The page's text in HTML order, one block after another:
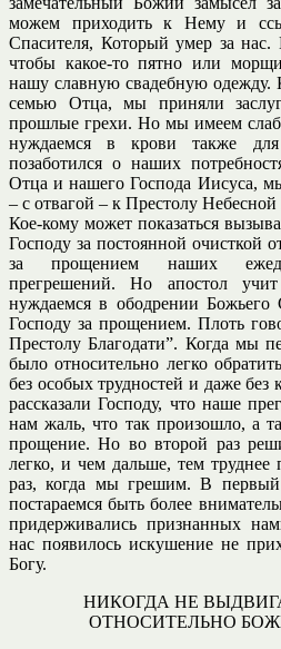
можем приходить к Нему и
Спасителя, Который умер за
чтобы какое-то пятно или
нашу славную свадебную
семью Отца, мы приняли
прошлые грехи. Но мы имеем
нуждаемся в крови также
позаботился о наших
Отца и нашего Господа Иисуса,
– с отвагой – к Престолу Небесной
Кое-кому может показаться
Господу за постоянной очисткой
за прощением наших
прегрешений. Но апостол
нуждаемся в ободрении Божьего
Господу за прощением. Плоть
Престолу Благодати”. Когда мы
было относительно легко
без особых трудностей и даже
рассказали Господу, что наше
нам жаль, что так произошло, а
прощение. Но во второй раз
легко, и чем дальше, тем труднее
раз, когда мы грешим. В
постараемся быть более
придерживались признанных
нас появилось искушение не
Богу.
НИКОГДА НЕ
ОТНОСИТЕЛЬНО